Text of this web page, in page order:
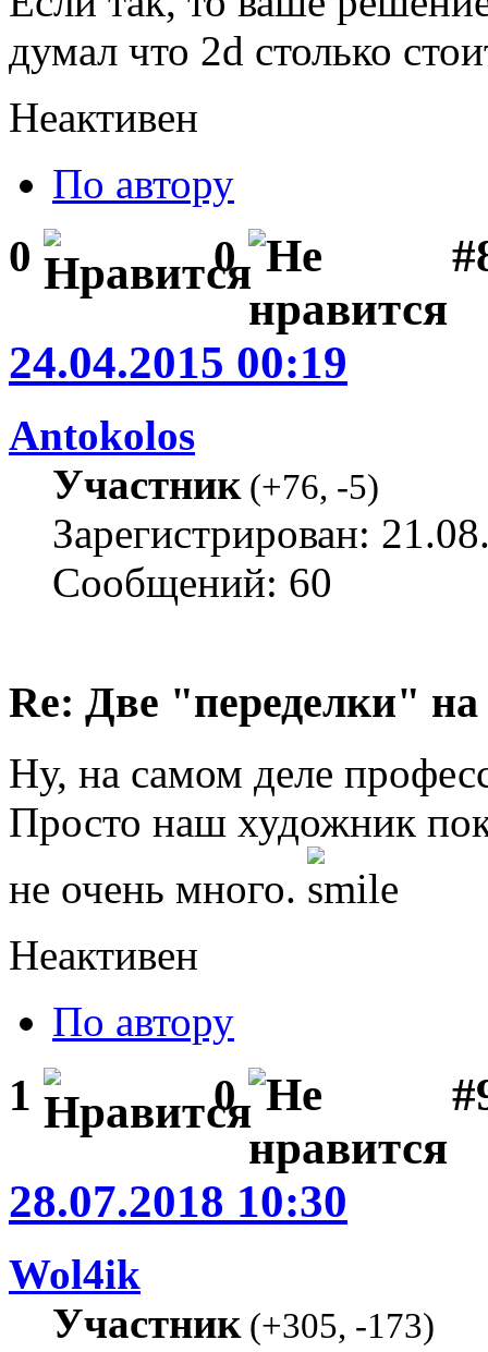
думал что 2d столько
Неактивен
По автору
0 0
24.04.2015 00:19
Antokolos
Участник(+76, -5)
Зарегистрирован:
Сообщений: 60
Re: Две "переделки"
Ну, на самом деле
Просто наш художник
не очень много.
Неактивен
По автору
1 0
28.07.2018 10:30
Wol4ik
Участник(+305, -173)